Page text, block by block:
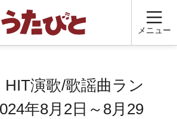
メニュー
HIT演歌/歌謡曲ラン
年8月2日～8月29